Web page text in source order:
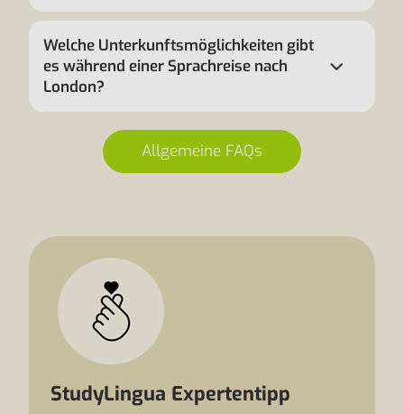
Welche Unterkunftsmöglichkeiten gibt
es während einer Sprachreise nach
London?
Allgemeine FAQs
StudyLingua Expertentipp